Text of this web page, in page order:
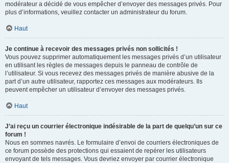
modérateur a décidé de vous empêcher d’envoyer des messages privés. Pour
plus d’informations, veuillez contacter un administrateur du forum.
Haut
Je continue à recevoir des messages privés non sollicités !
Vous pouvez supprimer automatiquement les messages privés d’un utilisateur
en utilisant les règles de messages depuis le panneau de contrôle de
l’utilisateur. Si vous recevez des messages privés de manière abusive de la
part d’un autre utilisateur, rapportez ces messages aux modérateurs. Ils
peuvent empêcher un utilisateur d’envoyer des messages privés.
Haut
J’ai reçu un courrier électronique indésirable de la part de quelqu’un sur ce
forum !
Nous en sommes navrés. Le formulaire d’envoi de courriers électroniques de
ce forum possède des protections qui essaient de repérer les utilisateurs
envoyant de tels messages. Vous devriez envoyer par courrier électronique